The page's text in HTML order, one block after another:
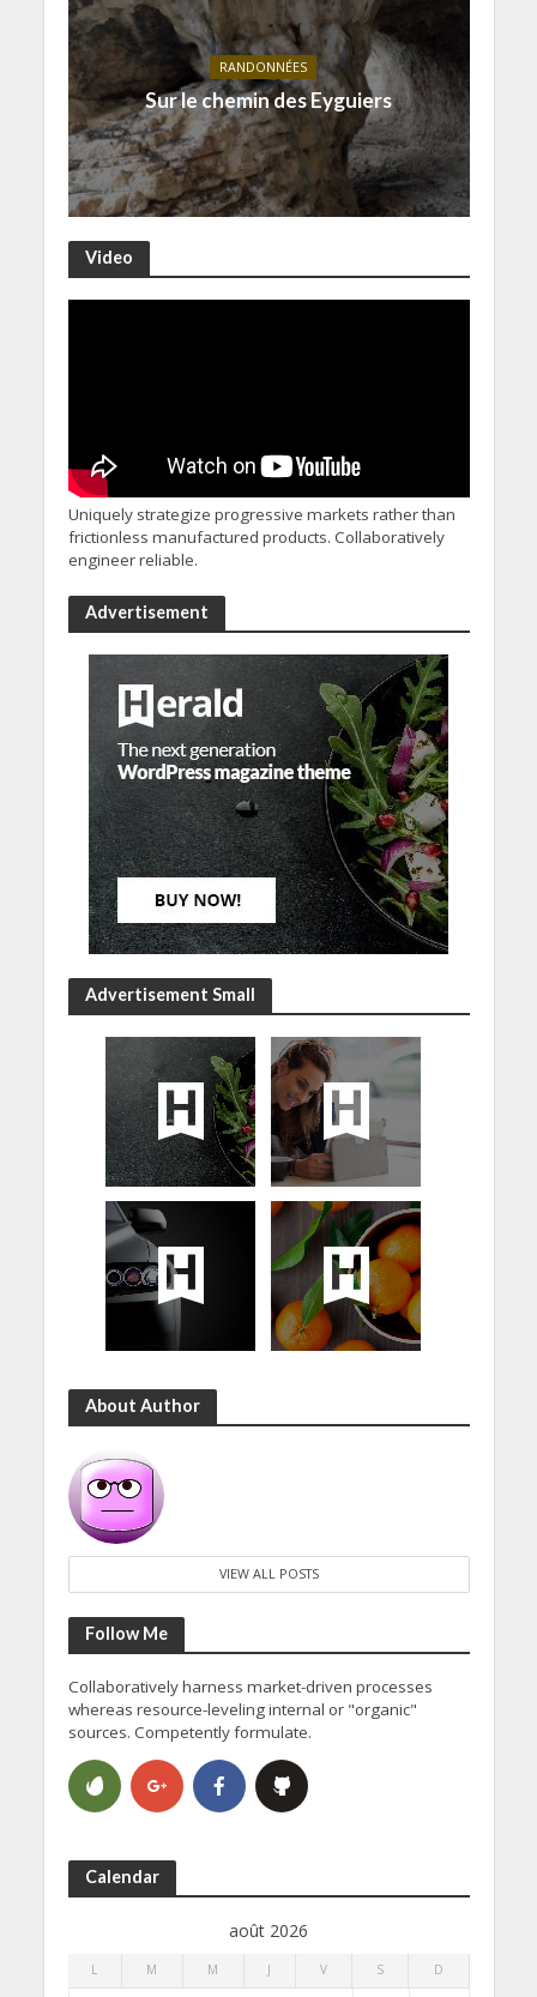
RANDONNÉES
Sur le chemin des Eyguiers
Video
Uniquely strategize progressive markets rather than
frictionless manufactured products. Collaboratively
engineer reliable.
Advertisement
Advertisement Small
About Author
VIEW ALL POSTS
Follow Me
Collaboratively harness market-driven processes
whereas resource-leveling internal or "organic"
sources. Competently formulate.
Calendar
août 2026
L M M J V S D